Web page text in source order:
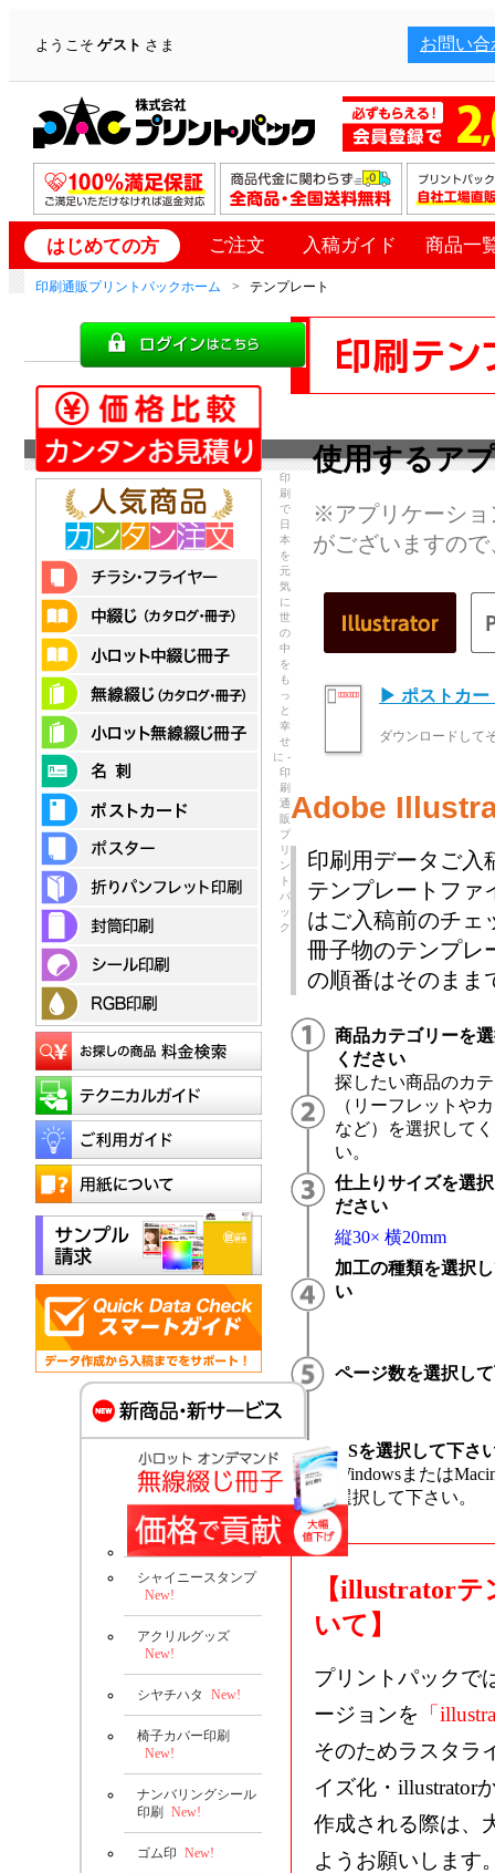
ようこそゲスト さま お問い合
はじめての方 ご注文 入稿ガイド 商品一
印刷通販プリントパックホーム テンプレート
使用するア
※アプリケーショ
がございますの
▶ ポストカー
ダウンロードして
Adobe
印刷用データご入
テンプレートファ
はご入稿前のチェ
冊子物のテンプレ
の順番はそのまま
商品カテゴリーを
ください
探したい商品のカ
（リーフレットや
など）を選択して
い。
仕上りサイズを選
ださい
縦30× 横20mm
加工の種類を選択
い
ページ数を選択し
OSを選択して下さ
Windowsまたは
選択して下さい。
【illustrator
いて】
プリントパックで
ージョンを 「
そのためラスタラ
イズ化・illustrator
作成される際は、
ようお願いします
シャイニースタンプ
New!
アクリルグッズ
New!
シヤチハタ New!
椅子カバー印刷
New!
ナンバリングシール
印刷 New!
ゴム印 New!
印
刷
で
日
本
を
元
気
に
世
の
中
を
も
っ
と
幸
せ
に -
印
刷
通
販
プ
リ
ン
ト
パ
ッ
ク